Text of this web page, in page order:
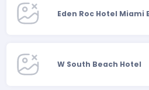
Eden Roc Hotel Miami
W South Beach Hotel